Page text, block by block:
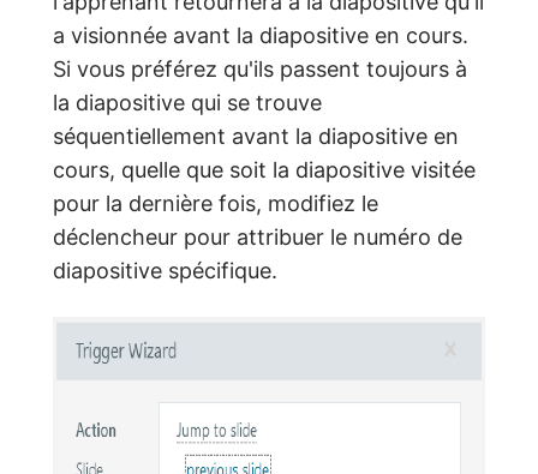
a visionnée avant la diapositive en cours.
Si vous préférez qu'ils passent toujours à
la diapositive qui se trouve
séquentiellement avant la diapositive en
cours, quelle que soit la diapositive visitée
pour la dernière fois, modifiez le
déclencheur pour attribuer le numéro de
diapositive spécifique.